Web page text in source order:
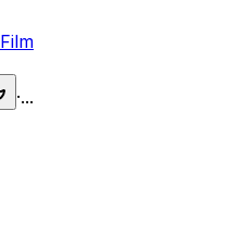
Film
·...